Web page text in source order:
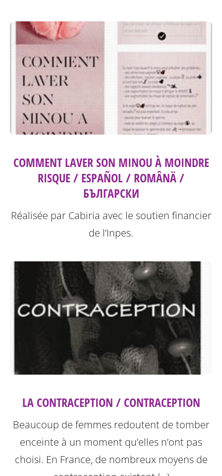
COMMENT LAVER SON MINOU À MOINDRE
RISQUE / ESPAÑOL / ROMÂNÄ /
БЪЛГАРСКИ
Réalisée par Cabiria avec le soutien financier
de l’Inpes.
LA CONTRACEPTION / CONTRACEPTION
Beaucoup de femmes redoutent de tomber
enceinte à un moment qu’elles n’ont pas
choisi. En France, de nombreux moyens de